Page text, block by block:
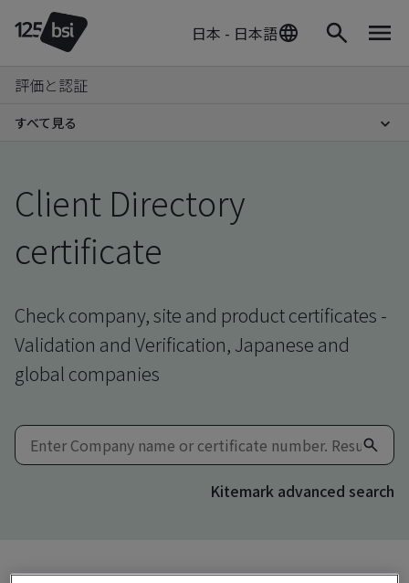
日本 - 日本語
評価と認証
すべて見る
Client Directory
certificate
Check company, site and product certificates -
Validation and Verification, Japanese and
global companies
Kitemark advanced search